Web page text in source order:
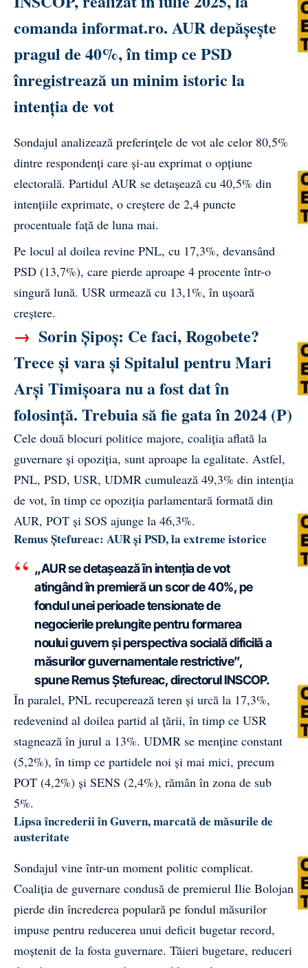
comanda informat.ro. AUR depășește
pragul de 40%, în timp ce PSD
înregistrează un minim istoric la
intenția de vot
Sondajul analizează preferințele de vot ale celor 80,5%
dintre respondenți care și-au exprimat o opțiune
electorală. Partidul AUR se detașează cu 40,5% din
intențiile exprimate, o creștere de 2,4 puncte
procentuale față de luna mai.
Pe locul al doilea revine PNL, cu 17,3%, devansând
PSD (13,7%), care pierde aproape 4 procente într-o
singură lună. USR urmează cu 13,1%, în ușoară
creștere.
→ Sorin Șipoș: Ce faci, Rogobete?
Trece și vara și Spitalul pentru Mari
Arși Timișoara nu a fost dat în
folosință. Trebuia să fie gata în 2024 (P)
Cele două blocuri politice majore, coaliția aflată la
guvernare și opoziția, sunt aproape la egalitate. Astfel,
PNL, PSD, USR, UDMR cumulează 49,3% din intenția
de vot, în timp ce opoziția parlamentară formată din
AUR, POT și SOS ajunge la 46,3%.
Remus Ștefureac: AUR și PSD, la extreme istorice
„AUR se detașează în intenția de vot
atingând în premieră un scor de 40%, pe
fondul unei perioade tensionate de
negocierile prelungite pentru formarea
noului guvern și perspectiva socială dificilă a
măsurilor guvernamentale restrictive”,
spune Remus Ștefureac, directorul INSCOP.
În paralel, PNL recuperează teren și urcă la 17,3%,
redevenind al doilea partid al țării, în timp ce USR
stagnează în jurul a 13%. UDMR se menține constant
(5,2%), în timp ce partidele noi și mai mici, precum
POT (4,2%) și SENS (2,4%), rămân în zona de sub
5%.
Lipsa încrederii în Guvern, marcată de măsurile de
austeritate
Sondajul vine într-un moment politic complicat.
Coaliția de guvernare condusă de premierul Ilie Bolojan
pierde din încrederea populară pe fondul măsurilor
impuse pentru reducerea unui deficit bugetar record,
moștenit de la fosta guvernare. Tăieri bugetare, reduceri